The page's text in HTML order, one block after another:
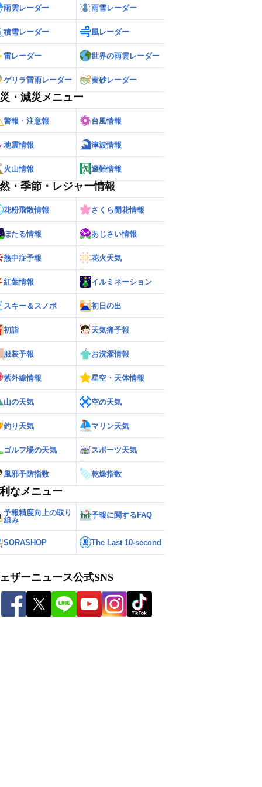
雨雲レーダー 雨雪レーダー
積雪レーダー 風レーダー
雷レーダー 世界の雨雲レーダー
ゲリラ雷雨レーダー 黄砂レーダー
・減災メニュー
警報・注意報 台風情報
地震情報 津波情報
火山情報 避難情報
・季節・レジャー情報
花粉飛散情報 さくら開花情報
ほたる情報 あじさい情報
熱中症予報 花火天気
紅葉情報 イルミネーション
スキー＆スノボ 初日の出
初詣 天気痛予報
服装予報 お洗濯情報
紫外線情報 星空・天体情報
山の天気 空の天気
釣り天気 マリン天気
ゴルフ場の天気 スポーツ天気
風邪予防指数 乾燥指数
なメニュー
予報精度向上の取り
組み
予報に関するFAQ
SORASHOP The Last 10-second
ザーニュース公式SNS